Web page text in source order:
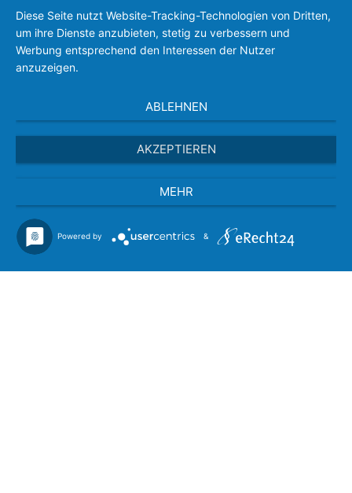
BDP – Presseausweis
Presse-PKW Schild
Zertifizierung
Diese Seite nutzt Website-Tracking-Technologien von Dritten,
um ihre Dienste anzubieten, stetig zu verbessern und
Werbung entsprechend den Interessen der Nutzer
anzuzeigen.
ABLEHNEN
AKZEPTIEREN
MEHR
Powered by &